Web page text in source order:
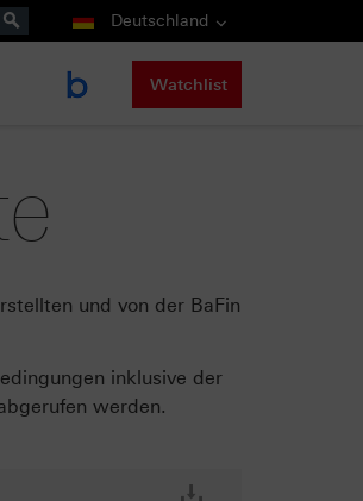
Deutschland
Watchlist
und von der BaFin
inklusive der
werden.